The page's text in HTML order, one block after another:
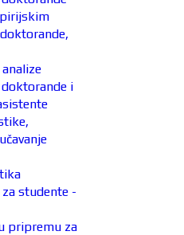
i
studente -
pripremu za